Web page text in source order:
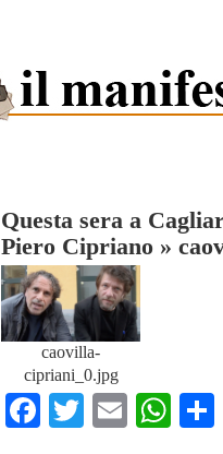
Questa sera a
Piero Cipriano »
caovilla-
cipriani_0.jpg
Facebook
TwitterEmail